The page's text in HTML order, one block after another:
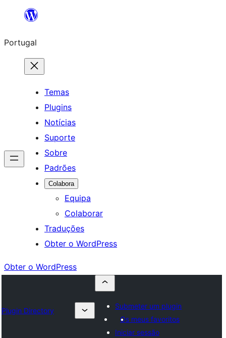
Saltar
o
conteúdo
Portugal
Temas
Plugins
Notícias
Suporte
Sobre
Padrões
Colabora
Equipa
Colaborar
Traduções
Obter o WordPress
Obter o WordPress
Plugin Directory
Submeter um plugin
Os meus favoritos
Iniciar sessão